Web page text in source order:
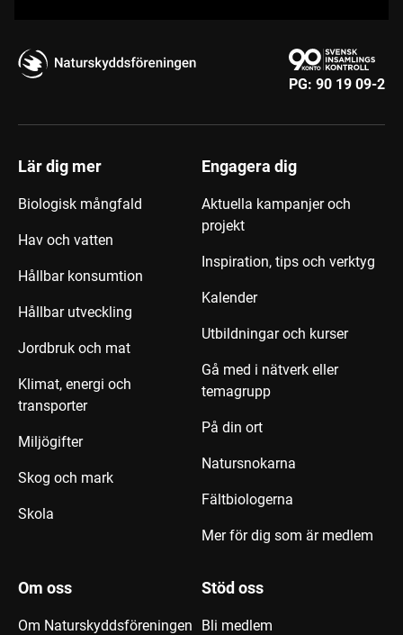
PG: 90 19 09-2
Lär dig mer
Biologisk mångfald
Hav och vatten
Hållbar konsumtion
Hållbar utveckling
Jordbruk och mat
Klimat, energi och
transporter
Miljögifter
Skog och mark
Skola
Engagera dig
Aktuella kampanjer och
projekt
Inspiration, tips och verktyg
Kalender
Utbildningar och kurser
Gå med i nätverk eller
temagrupp
På din ort
Natursnokarna
Fältbiologerna
Mer för dig som är medlem
Om oss
Om Naturskyddsföreningen
Stöd oss
Bli medlem